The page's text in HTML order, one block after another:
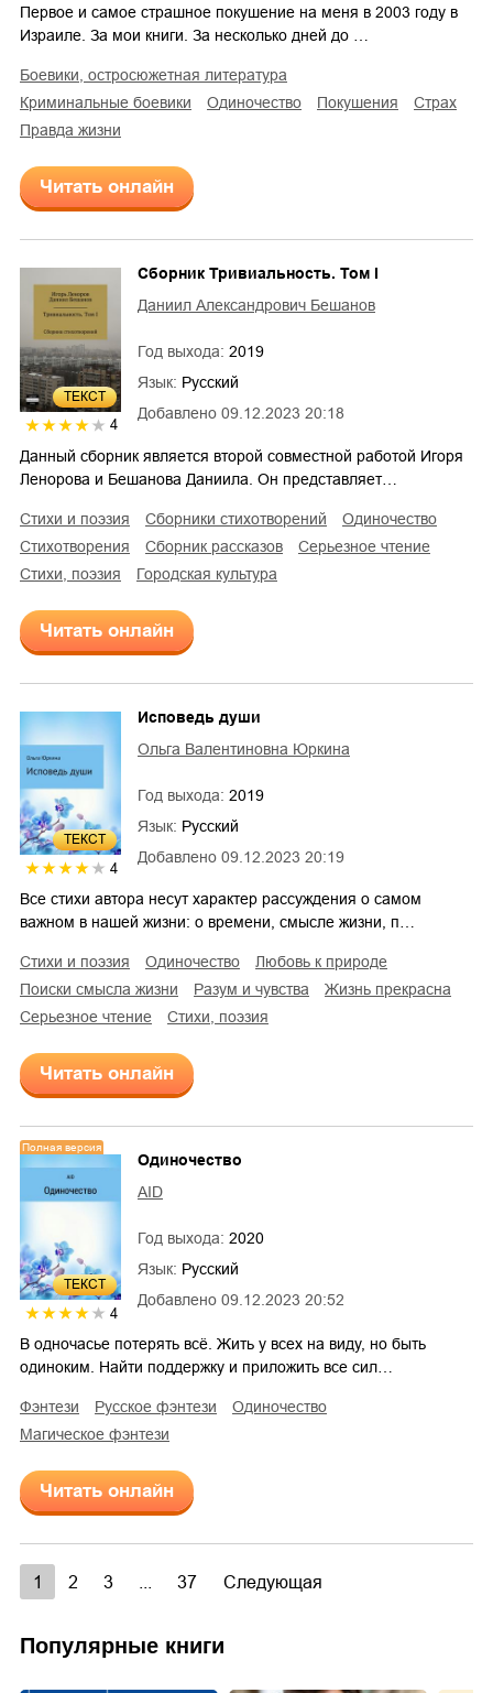
Первое и самое страшное покушение на меня в 2003 году в
Израиле. За мои книги. За несколько дней до …
боевики, остросюжетная литература
криминальные боевики
одиночество покушения
страх
правда жизни
Читать онлайн
ТЕКСТ
4
Добавлено 09.12.2023 20:18
Сборник Тривиальность. Том I
Даниил Александрович Бешанов
Год выхода: 2019
Язык: Русский
Данный сборник является второй совместной работой Игоря
Ленорова и Бешанова Даниила. Он представляет…
стихи и поэзия сборники стихотворений
одиночество
стихотворения
сборник рассказов
серьезное чтение
cтихи, поэзия
городская культура
Читать онлайн
ТЕКСТ
4
Добавлено 09.12.2023 20:19
Исповедь души
Ольга Валентиновна Юркина
Год выхода: 2019
Язык: Русский
Все стихи автора несут характер рассуждения о самом
важном в нашей жизни: о времени, смысле жизни, п…
стихи и поэзия одиночество
любовь к природе
поиски смысла жизни
разум и чувства
жизнь прекрасна
серьезное чтение
cтихи, поэзия
Читать онлайн
ТЕКСТ
Полная версия
4
Добавлено 09.12.2023 20:52
Одиночество
AID
Год выхода: 2020
Язык: Русский
В одночасье потерять всё. Жить у всех на виду, но быть
одиноким. Найти поддержку и приложить все сил…
фэнтези русское фэнтези
одиночество
магическое фэнтези
Читать онлайн
1 2 3 37 Следующая
Популярные книги